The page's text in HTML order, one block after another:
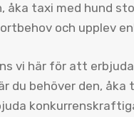
taxi med hund
och upplev
vi här för att
behöver den,